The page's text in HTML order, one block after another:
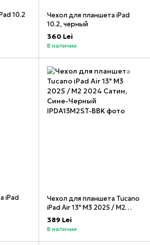
10.2
Чехол для планшета iPad
10.2, черный
360 Lei
В наличии
iPad
Чехол для планшета Tucano
iPad Air 13" M3 2025 / M2
2024 Сатин, Сине-Черный
389 Lei
В наличии